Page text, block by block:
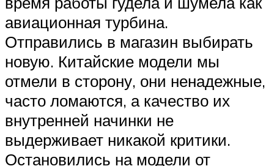
авиационная турбина.
Отправились в магазин выбирать
новую. Китайские модели мы
отмели в сторону, они ненадежные,
часто ломаются, а качество их
внутренней начинки не
выдерживает никакой критики.
Остановились на модели от